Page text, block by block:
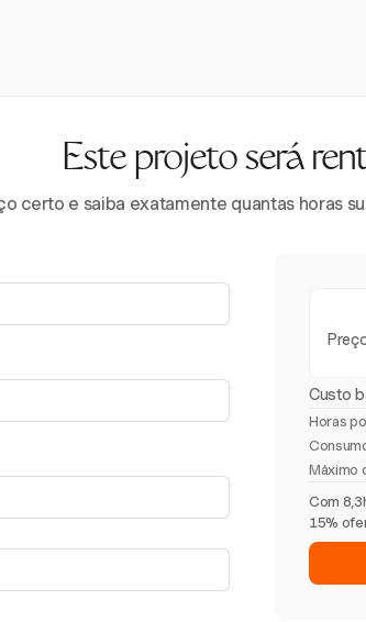
Este projeto será
certo e saiba exatamente quantas horas
Custo
Horas
Máximo
Com
15%